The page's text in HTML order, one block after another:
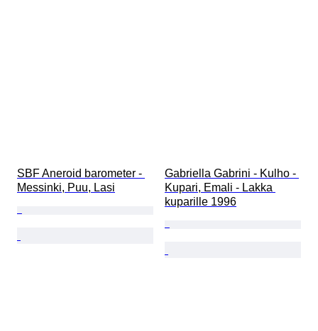
SBF Aneroid barometer -
Messinki, Puu, Lasi
Gabriella Gabrini - Kulho -
Kupari, Emali - Lakka
kuparille 1996